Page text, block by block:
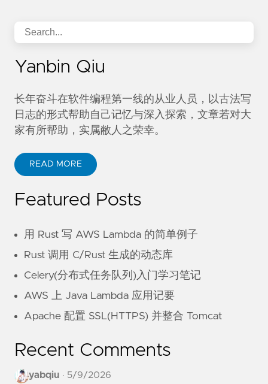
Yanbin Qiu
长年奋斗在软件编程第一线的从业人员，以古法写
日志的形式帮助自己记忆与深入探索，文章若对大
家有所帮助，实属敝人之荣幸。
READ MORE
Featured Posts
用 Rust 写 AWS Lambda 的简单例子
Rust 调用 C/Rust 生成的动态库
Celery(分布式任务队列)入门学习笔记
AWS 上 Java Lambda 应用记要
Apache 配置 SSL(HTTPS) 并整合 Tomcat
Recent Comments
yabqiu · 5/9/2026